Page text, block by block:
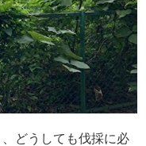
どうしても伐採に必